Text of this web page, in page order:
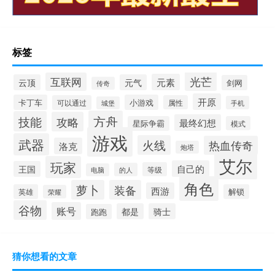
标签
云顶 互联网 传奇 元气 元素 光芒
剑网
卡丁车
可以通过 城堡 小游戏 属性 开原 手机
技能 攻略 方舟 星际争霸 最终幻想 模式
武器 洛克 游戏 火线 炮塔 热血传奇
王国 玩家 电脑 的人 等级 自己的 艾尔
英雄 荣耀 萝卜 装备 西游 角色 解锁
谷物 账号 跑跑 都是 骑士
猜你想看的文章